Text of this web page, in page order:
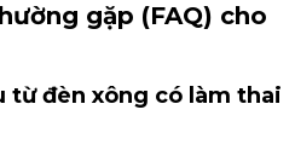
gặp (FAQ) cho
từ đèn xông có làm thai